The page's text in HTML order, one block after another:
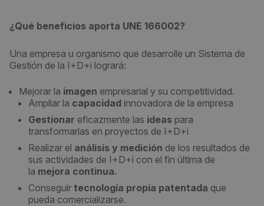
¿Qué beneficios aporta UNE 166002?
Una empresa u organismo que desarrolle un Sistema de
Gestión de la I+D+i logrará:
Mejorar la imagen empresarial y su competitividad.
Ampliar la capacidad innovadora de la empresa
Gestionar eficazmente las ideas para
transformarlas en proyectos de I+D+i
Realizar el análisis y medición de los resultados de
sus actividades de I+D+i con el fin última de
la mejora continua.
Conseguir tecnología propia patentada que
pueda comercializarse.